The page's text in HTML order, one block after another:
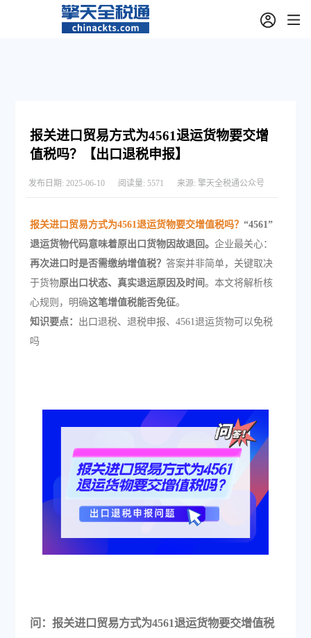
报关进口贸易方式为4561退运货物要交增
值税吗？【出口退税申报】
发布日期: 2025-06-10 阅读量: 5571 来源: 擎天全税通公众号
报关进口贸易方式为4561退运货物要交增值税吗？ “4561”
退运货物代码意味着原出口货物因故退回。 企业最关心：
再次进口时是否需缴纳增值税？ 答案并非简单，关键取决
于货物原出口状态、真实退运原因及时间 。本文将解析核
心规则，明确这笔增值税能否免征。
知识要点： 出口退税、退税申报、4561退运货物可以免税
吗
问：报关进口贸易方式为4561退运货物要交增值税